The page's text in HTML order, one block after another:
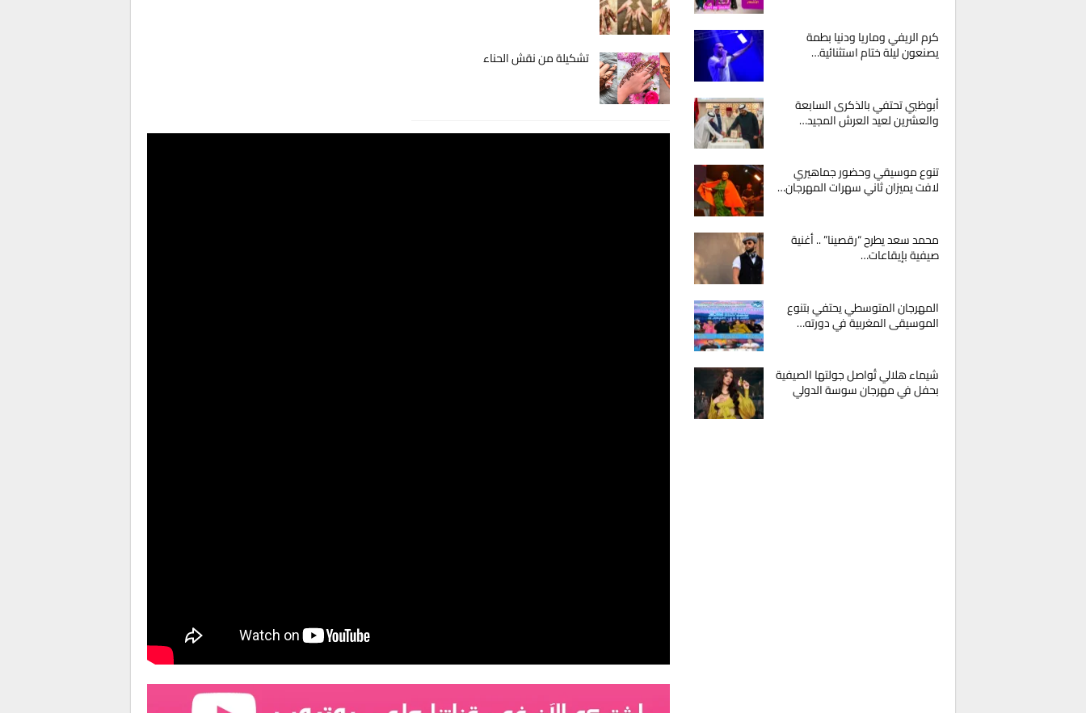
تشكيلة من نقش الحناء
كرم الريفي وماريا ودنيا بطمة
يصنعون ليلة ختام استثنائية…
أبوظبي تحتفي بالذكرى السابعة
والعشرين لعيد العرش المجيد…
تنوع موسيقي وحضور جماهيري
لافت يميزان ثاني سهرات المهرجان…
محمد سعد يطرح “رقصينا” .. أغنية
صيفية بإيقاعات…
المهرجان المتوسطي يحتفي بتنوع
الموسيقى المغربية في دورته…
شيماء هلالي تُواصل جولتها الصيفية
بحفل في مهرجان سوسة الدولي